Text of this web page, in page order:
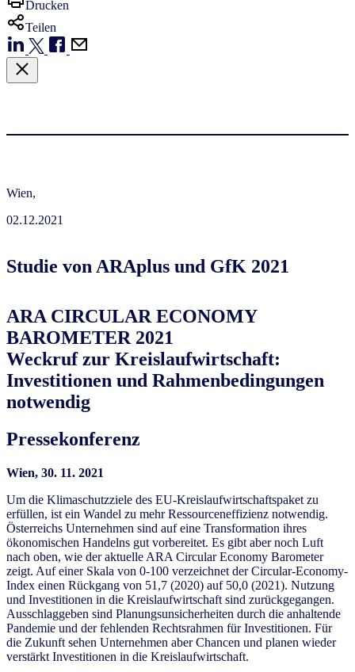
Drucken
Teilen
Wien,
02.12.2021
Studie von ARAplus und GfK 2021
ARA CIRCULAR ECONOMY
BAROMETER 2021
Weckruf zur Kreislaufwirtschaft:
Investitionen und Rahmenbedingungen
notwendig
Pressekonferenz
Wien, 30. 11. 2021
Um die Klimaschutzziele des EU-Kreislaufwirtschaftspaket zu
erfüllen, ist ein Wandel zu mehr Ressourceneffizienz notwendig.
Österreichs Unternehmen sind auf eine Transformation ihres
ökonomischen Handelns gut vorbereitet. Es gibt aber noch Luft
nach oben, wie der aktuelle ARA Circular Economy Barometer
zeigt. Auf einer Skala von 0-100 verzeichnet der Circular-Economy-
Index einen Rückgang von 51,7 (2020) auf 50,0 (2021). Nutzung
und Investitionen in die Kreislaufwirtschaft sind zurückgegangen.
Ausschlaggeben sind Planungsunsicherheiten durch die anhaltende
Pandemie und der fehlenden Rechtsrahmen für Investitionen. Für
die Zukunft sehen Unternehmen aber Chancen und planen wieder
verstärkt Investitionen in die Kreislaufwirtschaft.